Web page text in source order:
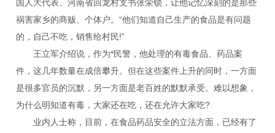
国人大代表、河南省回龙村支书张荣锁，让他记忆深刻的是那些
祸害家乡的商贩、个体户。“他们知道自己生产的食品是有问题
的，自己不吃，销售给村民!”
王立军介绍说，作为*民警，他处理的有毒食品、药品案
件，这几年数量在成倍攀升。但在这些案件上升的同时，一方面
是很多官员的沉默，另一方面是老百姓的默默承受。难以想象，
为什么明知道有毒，大家还在吃，还在允许大家吃?
业内人士称，目前，在食品药品安全的立法方面，已经有了